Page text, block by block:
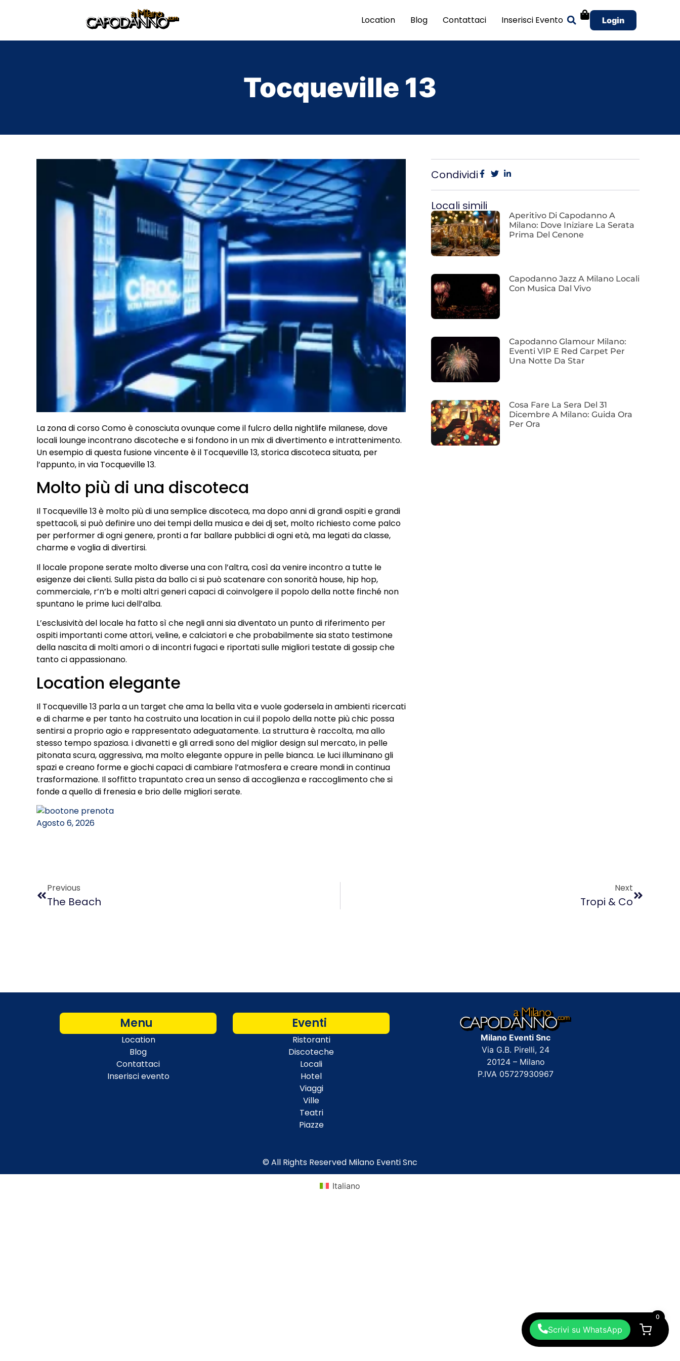
Location Blog Contattaci Inserisci Evento Login
Tocqueville 13
La zona di corso Como è conosciuta ovunque come il fulcro della nightlife milanese, dove
locali lounge incontrano discoteche e si fondono in un mix di divertimento e intrattenimento.
Un esempio di questa fusione vincente è il Tocqueville 13, storica discoteca situata, per
l’appunto, in via Tocqueville 13.
Molto più di una discoteca
Il Tocqueville 13 è molto più di una semplice discoteca, ma dopo anni di grandi ospiti e grandi
spettacoli, si può definire uno dei tempi della musica e dei dj set, molto richiesto come palco
per performer di ogni genere, pronti a far ballare pubblici di ogni età, ma legati da classe,
charme e voglia di divertirsi.
Il locale propone serate molto diverse una con l’altra, così da venire incontro a tutte le
esigenze dei clienti. Sulla pista da ballo ci si può scatenare con sonorità house, hip hop,
commerciale, r’n’b e molti altri generi capaci di coinvolgere il popolo della notte finché non
spuntano le prime luci dell’alba.
L’esclusività del locale ha fatto sì che negli anni sia diventato un punto di riferimento per
ospiti importanti come attori, veline, e calciatori e che probabilmente sia stato testimone
della nascita di molti amori o di incontri fugaci e riportati sulle migliori testate di gossip che
tanto ci appassionano.
Location elegante
Il Tocqueville 13 parla a un target che ama la bella vita e vuole godersela in ambienti ricercati
e di charme e per tanto ha costruito una location in cui il popolo della notte più chic possa
sentirsi a proprio agio e rappresentato adeguatamente. La struttura è raccolta, ma allo
stesso tempo spaziosa. i divanetti e gli arredi sono del miglior design sul mercato, in pelle
pitonata scura, aggressiva, ma molto elegante oppure in pelle bianca. Le luci illuminano gli
spazi e creano forme e giochi capaci di cambiare l’atmosfera e creare mondi in continua
trasformazione. Il soffitto trapuntato crea un senso di accoglienza e raccoglimento che si
fonde a quello di frenesia e brio delle migliori serate.
Condividi
Locali simili
Aperitivo Di Capodanno A
Milano: Dove Iniziare La Serata
Prima Del Cenone
Capodanno Jazz A Milano Locali
Con Musica Dal Vivo
Capodanno Glamour Milano:
Eventi VIP E Red Carpet Per
Una Notte Da Star
Cosa Fare La Sera Del 31
Dicembre A Milano: Guida Ora
Per Ora
Previous
The Beach
Next
Tropi & Co
Milano Eventi Snc
Via G.B. Pirelli, 24
20124 – Milano
P.IVA 05727930967
Menu
Location
Blog
Contattaci
Inserisci evento
Eventi
Ristoranti
Discoteche
Locali
Hotel
Viaggi
Ville
Teatri
Piazze
© All Rights Reserved Milano Eventi Snc
Scrivi su WhatsApp
0
Italiano